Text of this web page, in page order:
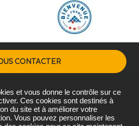
CONTACTER
légales Gestion des cookies
et vous donne le contrôle sur ce
Ces cookies sont destinés à
du site et à améliorer votre
Vous pouvez personnaliser les